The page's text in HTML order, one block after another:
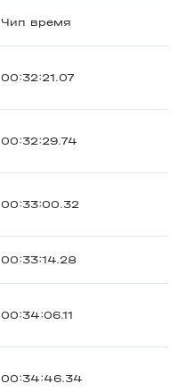
Чип время
00:32:21.07
00:32:29.74
00:33:00.32
00:33:14.28
00:34:06.11
00:34:46.34